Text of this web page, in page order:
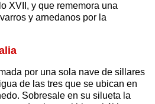
XVII, y que rememora una
y arnedanos por la
por una sola nave de sillares
de las tres que se ubican en
Sobresale en su silueta la